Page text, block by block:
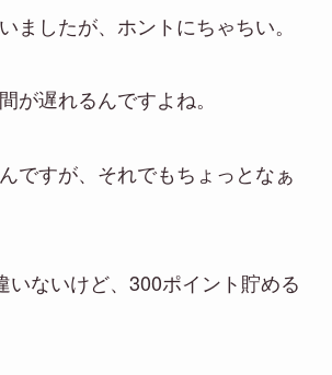
ましたが、ホントにちゃちい。
が遅れるんですよね。
ですが、それでもちょっとなぁ
いないけど、300ポイント貯める